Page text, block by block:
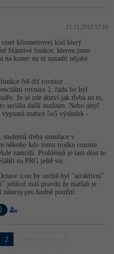
11.11.2013 17:16
kilometrovej kód který
bláznivé funkce, kterou jsme
na konec na ní nasadit nějaké
řeš dif rovnice ...
rovnice 2. řádu by byl
že se zde dozví jak třeba na to,
seriálu další studium. Nebo obyč
matice 5x5 výsledek -
třeba simulace v
někoho kdo tomu trošku rozumí
zamrzli. Problémů je tam dost to
na PRG ještě víc.
icon by určitě byl "atraktivní"
jelikož máš pravdu že matlab je
nástroj pro hodně použití.
2